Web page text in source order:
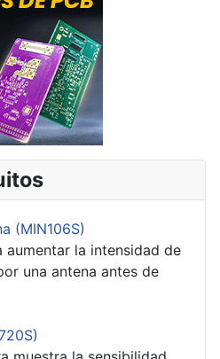
(MIN106S)
la intensidad de
una antena antes de